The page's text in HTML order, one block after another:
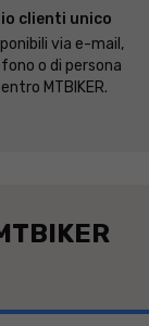
clienti unico
via e-mail,
o di persona
MTBIKER.